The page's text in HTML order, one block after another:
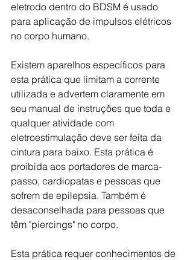
eletrodo dentro do BDSM é usado
para aplicação de impulsos elétricos
no corpo humano.
Existem aparelhos específicos para
esta prática que limitam a corrente
utilizada e advertem claramente em
seu manual de instruções que toda e
qualquer atividade com
eletroestimulação deve ser feita da
cintura para baixo. Esta prática é
proibida aos portadores de marca-
passo, cardiopatas e pessoas que
sofrem de epilepsia. Também é
desaconselhada para pessoas que
têm "piercings" no corpo.
Esta prática requer conhecimentos de